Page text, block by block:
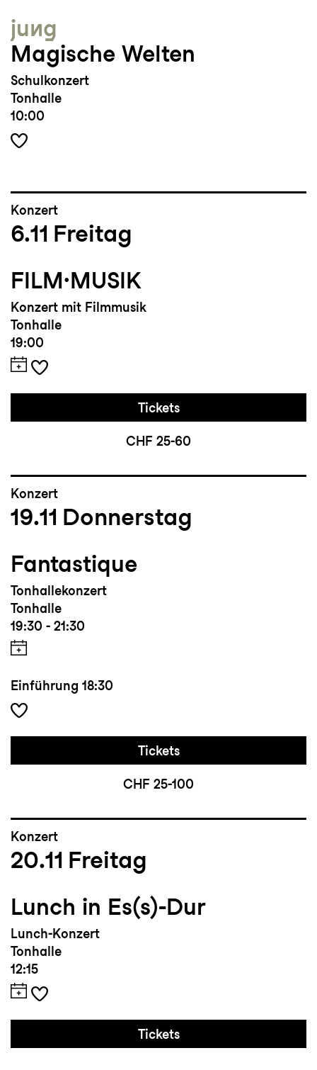
jung
Magische Welten
Schulkonzert
Tonhalle
10:00
Konzert
6.11 Freitag
FILM·MUSIK
Konzert mit Filmmusik
Tonhalle
19:00
Tickets
CHF 25-60
Konzert
19.11 Donnerstag
Fantastique
Tonhallekonzert
Tonhalle
19:30 - 21:30
Einführung 18:30
Tickets
CHF 25-100
Konzert
20.11 Freitag
Lunch in Es(s)-Dur
Lunch-Konzert
Tonhalle
12:15
Tickets